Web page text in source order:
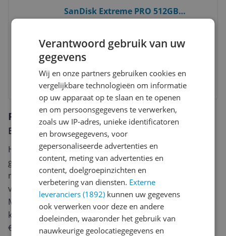
SanDisk Extreme PRO 512GB
512 GB |Klasse|MicroSDXC|MicroSDXC
v.a. € 129,90
Bekijk product
Reviews
Er zijn nog geen reviews geschreven
Heb jij dit product in bezit en wil je graag je mening
geven? Start dan hieronder met het schrijven van je
review. Afhankelijk van de details duurt het schrijven
van een review gemiddeld tussen de 3 en 10 minuten.
Met jouw mening help je andere bezoekers een betere
keuze te maken én maak je iedere maand kans op
€250,-!
Klik hier voor de actievoorwaarden.
Verantwoord gebruik van uw
gegevens
Wij en onze partners gebruiken cookies en
vergelijkbare technologieën om informatie
op uw apparaat op te slaan en te openen
en om persoonsgegevens te verwerken,
zoals uw IP-adres, unieke identificatoren
en browsegegevens, voor
gepersonaliseerde advertenties en
content, meting van advertenties en
content, doelgroepinzichten en
verbetering van diensten. Externe
leveranciers (1892) kunnen uw gegevens
ook verwerken voor deze en andere
doeleinden, waaronder het gebruik van
nauwkeurige geolocatiegegevens en